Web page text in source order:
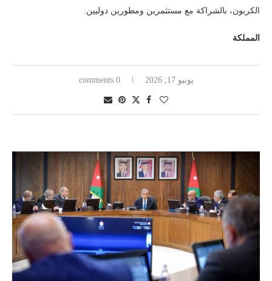
الكربون، بالشراكة مع مستثمرين ومطورين دوليين.
المملكة
يونيو 17, 2026 0 comments